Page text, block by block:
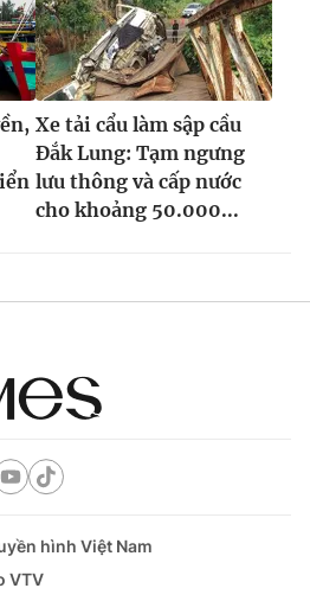
Xe tải cẩu làm sập cầu
Đắk Lung: Tạm ngưng
lưu thông và cấp nước
cho khoảng 50.000...
hình Việt Nam
VTV